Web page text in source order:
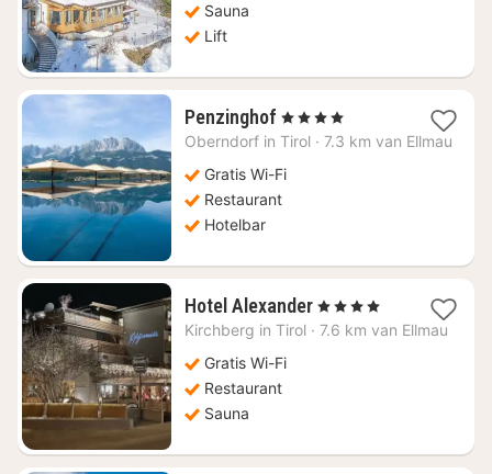
Sauna
Lift
Penzinghof 4
nachten
€
337,16
, 4 Sterren
Oberndorf in Tirol · 7.3 km van Ellmau
Gratis Wi-Fi
Restaurant
Hotelbar
Hotel Alexander4
nachten
, 4 Sterren
Kirchberg in Tirol · 7.6 km van Ellmau
Gratis Wi-Fi
Restaurant
Sauna